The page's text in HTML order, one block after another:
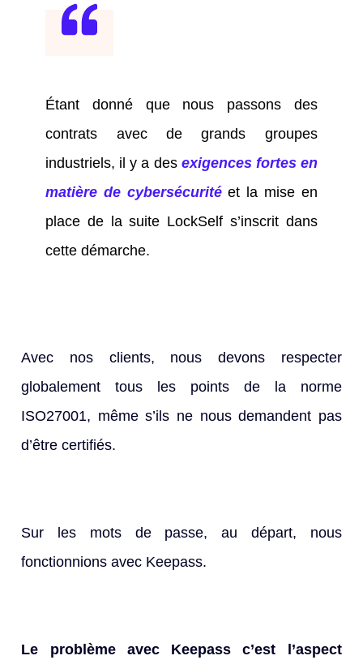
Étant donné que nous passons des
contrats avec de grands groupes
industriels, il y a des exigences fortes en
matière de cybersécuritéet la mise en
place de la suite LockSelf s’inscrit dans
cette démarche.
Avec nos clients, nous devons respecter
globalement tous les points de la norme
ISO27001, même s’ils ne nous demandent pas
d’être certifiés.
Sur les mots de passe, au départ, nous
fonctionnions avec Keepass.
Le problème avec Keepass c’est l’aspect